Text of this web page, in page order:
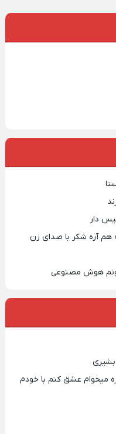
دار
هم آره شکر با صدای زن
هوش مصنوعی
میخوام عشق کنم با خودم